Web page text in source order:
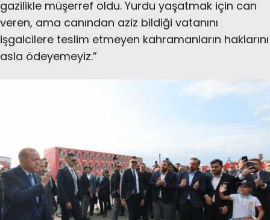
gazilikle müşerref oldu. Yurdu yaşatmak için can
veren, ama canından aziz bildiği vatanını
işgalcilere teslim etmeyen kahramanların haklarını
asla ödeyemeyiz.”